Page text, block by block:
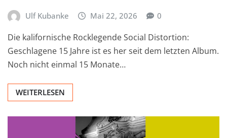
Ulf Kubanke Mai 22, 2026 0
Die kalifornische Rocklegende Social Distortion:
Geschlagene 15 Jahre ist es her seit dem letzten Album.
Noch nicht einmal 15 Monate…
WEITERLESEN